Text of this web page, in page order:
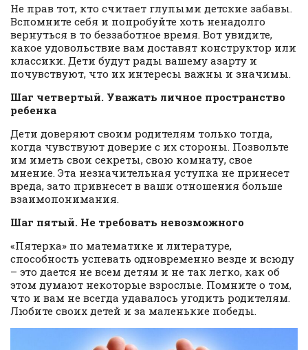
Не прав тот, кто считает глупыми детские забавы.
Вспомните себя и попробуйте хоть ненадолго
вернуться в то беззаботное время. Вот увидите,
какое удовольствие вам доставят конструктор или
классики. Дети будут рады вашему азарту и
почувствуют, что их интересы важны и значимы.
Шаг четвертый. Уважать личное пространство
ребенка
Дети доверяют своим родителям только тогда,
когда чувствуют доверие с их стороны. Позвольте
им иметь свои секреты, свою комнату, свое
мнение. Эта незначительная уступка не принесет
вреда, зато привнесет в ваши отношения больше
взаимопонимания.
Шаг пятый. Не требовать невозможного
«Пятерка» по математике и литературе,
способность успевать одновременно везде и всюду
– это дается не всем детям и не так легко, как об
этом думают некоторые взрослые. Помните о том,
что и вам не всегда удавалось угодить родителям.
Любите своих детей и за маленькие победы.